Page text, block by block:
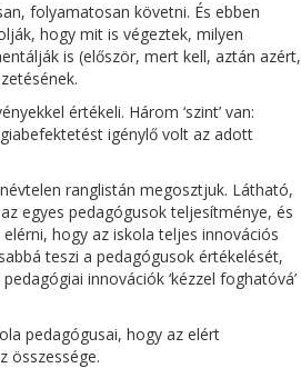
folyamatosan követni. És ebben
hogy mit is végeztek, milyen
is (először, mert kell, aztán azért,
értékeli. Három ‘szint’ van:
igénylő volt az adott
ranglistán megosztjuk. Látható,
egyes pedagógusok teljesítménye, és
hogy az iskola teljes innovációs
teszi a pedagógusok értékelését,
innovációk ‘kézzel foghatóvá’
pedagógusai, hogy az elért
összessége.